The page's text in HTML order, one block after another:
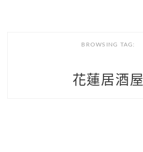
BROWSING TAG:
花蓮居酒屋